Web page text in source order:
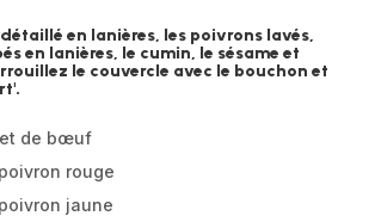
en lanières, les poivrons lavés,
en lanières, le cumin, le sésame et
le couvercle avec le bouchon et
de bœuf
rouge
jaune